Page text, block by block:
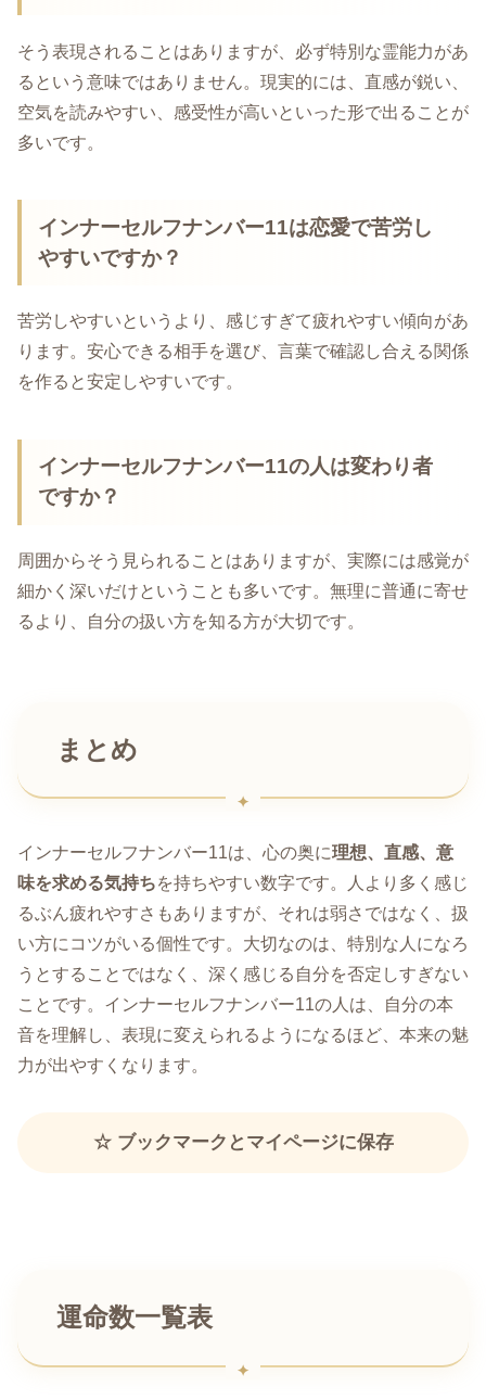
そう表現されることはありますが、必ず特別な霊能力があ
るという意味ではありません。現実的には、直感が鋭い、
空気を読みやすい、感受性が高いといった形で出ることが
多いです。
インナーセルフナンバー11は恋愛で苦労し
やすいですか？
苦労しやすいというより、感じすぎて疲れやすい傾向があ
ります。安心できる相手を選び、言葉で確認し合える関係
を作ると安定しやすいです。
インナーセルフナンバー11の人は変わり者
ですか？
周囲からそう見られることはありますが、実際には感覚が
細かく深いだけということも多いです。無理に普通に寄せ
るより、自分の扱い方を知る方が大切です。
まとめ
インナーセルフナンバー11は、心の奥に理想、直感、意
味を求める気持ちを持ちやすい数字です。人より多く感じ
るぶん疲れやすさもありますが、それは弱さではなく、扱
い方にコツがいる個性です。大切なのは、特別な人になろ
うとすることではなく、深く感じる自分を否定しすぎない
ことです。インナーセルフナンバー11の人は、自分の本
音を理解し、表現に変えられるようになるほど、本来の魅
力が出やすくなります。
☆ ブックマークとマイページに保存
運命数一覧表